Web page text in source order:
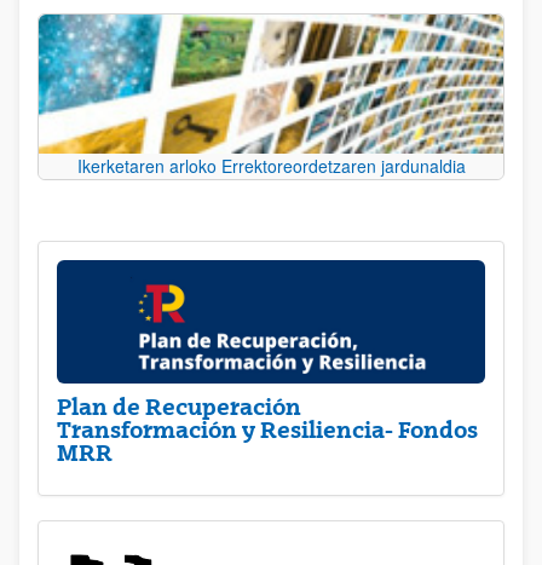
Ikerketaren arloko Errektoreordetzaren jardunaldia
Plan de Recuperación
Transformación y Resiliencia- Fondos
MRR